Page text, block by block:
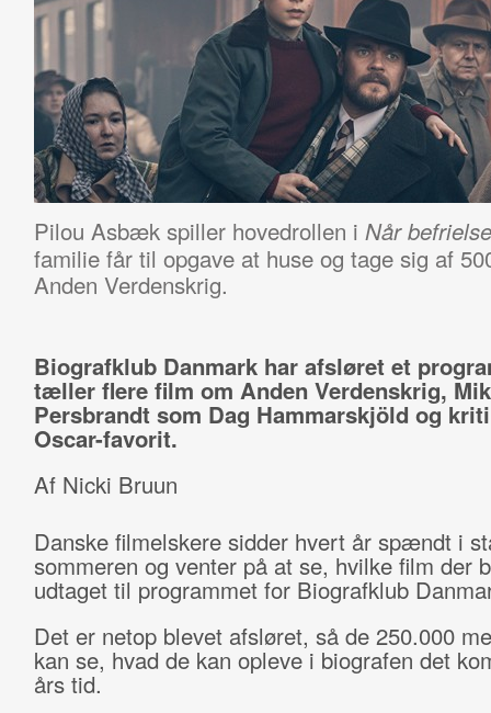
Pilou Asbæk spiller hovedrollen i Når
familie får til opgave at huse og tage sig af
Anden Verdenskrig.
Biografklub Danmark har afsløret et
tæller flere film om Anden Verdenskrig,
Persbrandt som Dag Hammarskjöld og
Oscar-favorit.
Af Nicki Bruun
Danske filmelskere sidder hvert år spændt i
sommeren og venter på at se, hvilke film der
udtaget til programmet for Biografklub
Det er netop blevet afsløret, så de 250.000
kan se, hvad de kan opleve i biografen det
års tid.